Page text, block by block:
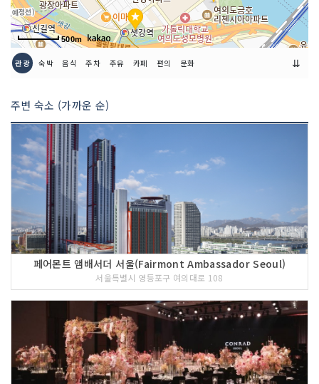
500m
관광 숙박 음식 주차 주유 카페 편의 문화 ⇊
주변 숙소 (가까운 순)
페어몬트 앰배서더 서울(Fairmont Ambassador Seoul)
서울특별시 영등포구 여의대로 108